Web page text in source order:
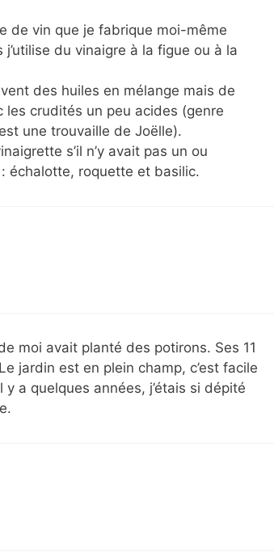
de vin que je fabrique moi-même
du vinaigre à la figue ou à la
des huiles en mélange mais de
les crudités un peu acides (genre
une trouvaille de Joëlle).
s’il n’y avait pas un ou
échalotte, roquette et basilic.
moi avait planté des potirons. Ses 11
jardin est en plein champ, c’est facile
y a quelques années, j’étais si dépité